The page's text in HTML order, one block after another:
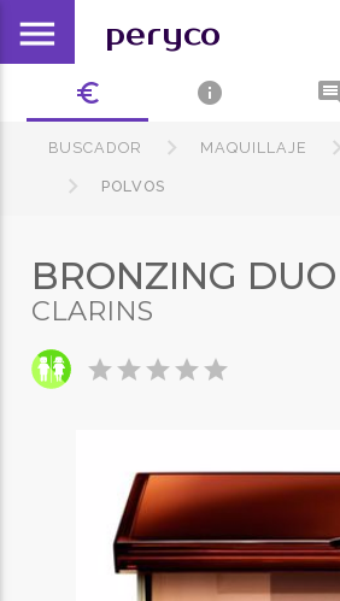
menu peryco
euro_symbol info comment
BUSCADOR MAQUILLAJE
POLVOS
BRONZING DUO
CLARINS
starstarstarstarstar